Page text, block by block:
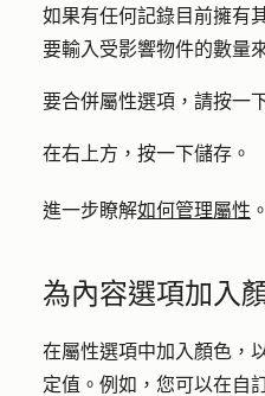
如果有任何記錄目前擁有
要輸入受影響物件的數量
要合併屬性選項，請按一
在右上方，按一下儲存 。
進一步瞭解如何管理屬性 。
為內容選項加入
在屬性選項中加入顏色，
定值。例如，您可以在自